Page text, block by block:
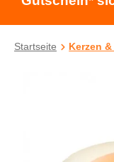
Startseite Kerzen